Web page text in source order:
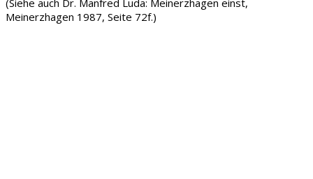
Meinerzhagen 1987, Seite 72f.)